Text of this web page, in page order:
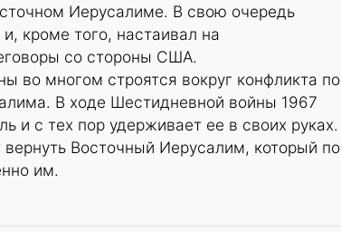
Иерусалиме. В свою очередь
кроме того, настаивал на
со стороны США.
во многом строятся вокруг конфликта по
В ходе Шестидневной войны 1967
и с тех пор удерживает ее в своих руках.
Восточный Иерусалим, который по
им.